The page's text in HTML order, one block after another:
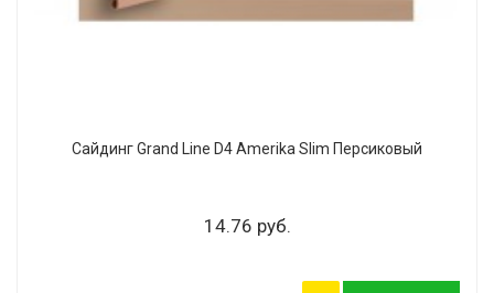
Сайдинг Grand Line D4 Amerika Slim Персиковый
14.76 руб.